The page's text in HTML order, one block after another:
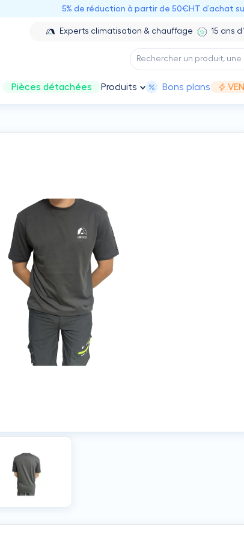
5% de réduction à partir de 50€HT d’achat
Experts climatisation & chauffage 15 ans
Pièces détachées Produits Bons plans